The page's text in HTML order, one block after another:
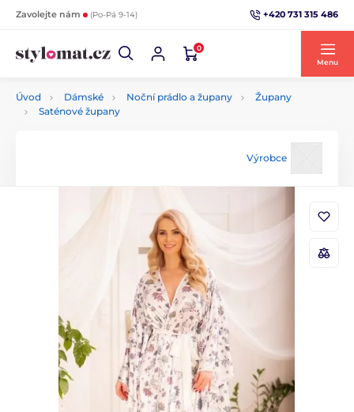
Zavolejte nám (Po-Pá 9-14) +420 731 315 486
0
Menu
Úvod Dámské Noční prádlo a župany
Župany
Saténové župany
Výrobce